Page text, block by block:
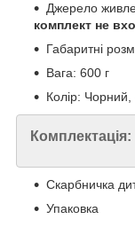
Джерело
комплект не
Габаритні
Вага: 600 г
Колір: Чорний,
Комплектація:
Скарбничка
Упаковка